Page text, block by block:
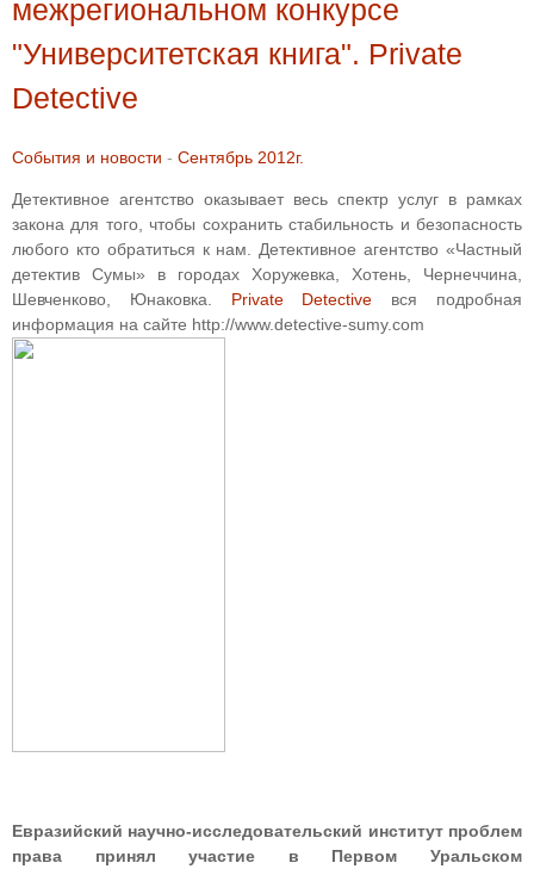
межрегиональном конкурсе
"Университетская книга". Private
Detective
События и новости - Сентябрь 2012г.
Детективное агентство оказывает весь спектр услуг в рамках
закона для того, чтобы сохранить стабильность и безопасность
любого кто обратиться к нам. Детективное агентство «Частный
детектив Сумы» в городах Хоружевка, Хотень, Чернеччина,
Шевченково, Юнаковка. Private Detective вся подробная
информация на сайте http://www.detective-sumy.com
Евразийский научно-исследовательский институт проблем
права принял участие в Первом Уральском